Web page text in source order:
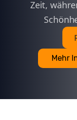
Zeit,
Mehr